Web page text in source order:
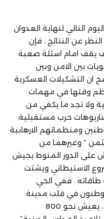
التالي لنهاية العدوان
عن النتائج ، فإن
يقف امام اسئلة صعبة
بين الامن وبين
ان التشكيلات العسكرية
وقتها في مهمات
ولا تجد ما يكفي من
حرب مستقبلية.
ومنظماتهم الارهابية
” وغيرهما من
على الدور المنوط بجيش
الاستيطاني ويشتت
طاقاته . ففي الحي
في قلب مدينة
الخليل على سبيل الثال لا الحصر ، يعيش نحو 800